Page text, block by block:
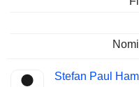
Stefan Paul